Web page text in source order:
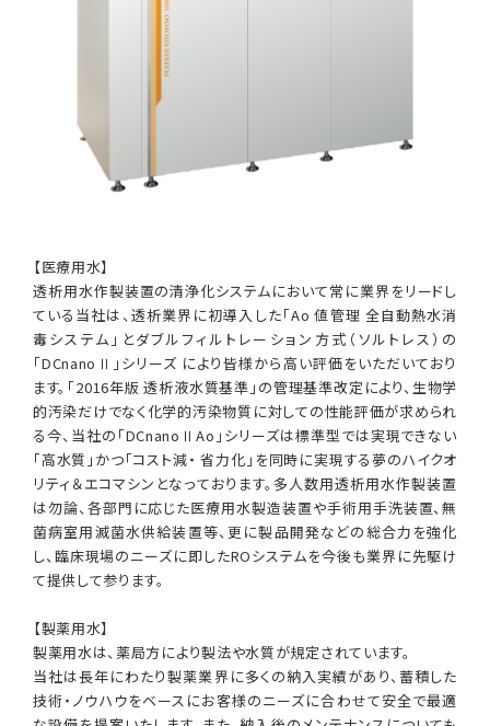
【医療用水】
透析用水作製装置の清浄化システムにおいて常に業界をリードし
ている当社は、透析業界に初導入した「Ao 値管理 全自動熱水消
毒システム」とダブルフィルトレーション方式（ソルトレス）の
「DCnanoⅡ」シリーズ により皆様から高い評価をいただいており
ます。「2016年版 透析液水質基準」の管理基準改定により、生物学
的汚染だけでなく化学的汚染物質に対しての性能評価が求められ
る今、当社の「DCnanoⅡAo」シリーズは標準型では実現できない
「高水質」かつ「コスト減・ 省力化」を同時に実現する夢のハイクオ
リティ＆エコマシンとなっております。多人数用透析用水作製装置
は勿論、各部門に応じた医療用水製造装置や手術用手洗装置、無
菌病室用滅菌水供給装置等、更に製品開発などの総合力を強化
し、臨床現場のニーズに即したROシステムを今後も業界に先駆け
て提供して参ります。
【製薬用水】
製薬用水は、薬局方により製法や水質が規定されています。
当社は長年にわたり製薬業界に多くの納入実績があり、蓄積した
技術・ノウハウをベースにお客様のニーズに合わせて安全で最適